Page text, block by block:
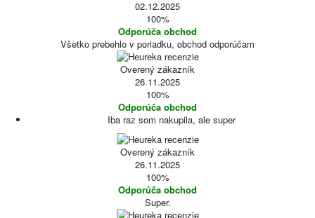
02.12.2025
100%
Odporúča obchod
Všetko prebehlo v poriadku, obchod odporúčam
Overený zákazník
26.11.2025
100%
Odporúča obchod
Iba raz som nakupila, ale super
Overený zákazník
26.11.2025
100%
Odporúča obchod
Super.